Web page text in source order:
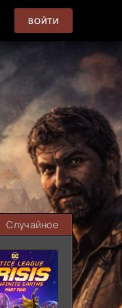
ВОЙТИ
Случайное
8.889